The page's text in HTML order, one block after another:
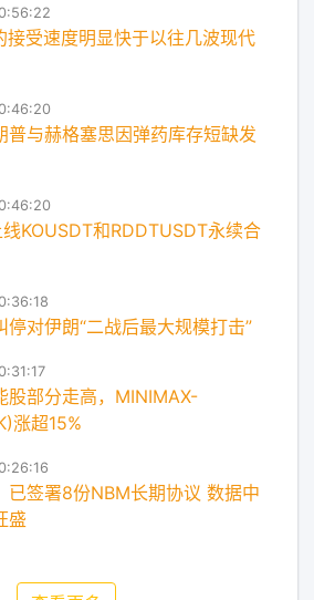
接受速度明显快于以往几波现代
普与赫格塞思因弹药库存短缺发
KOUSDT和RDDTUSDT永续合
停对伊朗“二战后最大规模打击”
股部分走高，MINIMAX-
涨超15%
已签署8份NBM长期协议 数据中
盛